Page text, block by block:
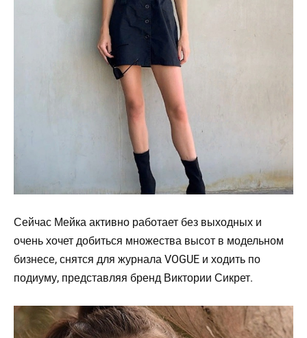
Сейчас Мейка активно работает без выходных и
очень хочет добиться множества высот в модельном
бизнесе, снятся для журнала VOGUE и ходить по
подиуму, представляя бренд Виктории Сикрет.